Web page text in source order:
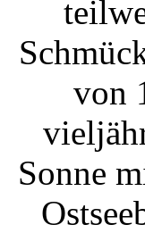
von
Sonne